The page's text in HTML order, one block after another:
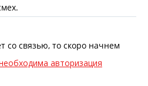
авторизация